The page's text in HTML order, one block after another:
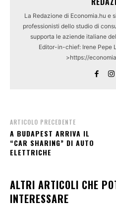
La Redazione di Economia.hu e
professionisti dello studio di
supporta le aziende italiane
Editor-in-chief: Irene Pepe
>https://
ARTICOLO PRECEDENTE
A BUDAPEST ARRIVA IL
“CAR SHARING” DI AUTO
ELETTRICHE
ALTRI ARTICOLI CHE
INTERESSARE